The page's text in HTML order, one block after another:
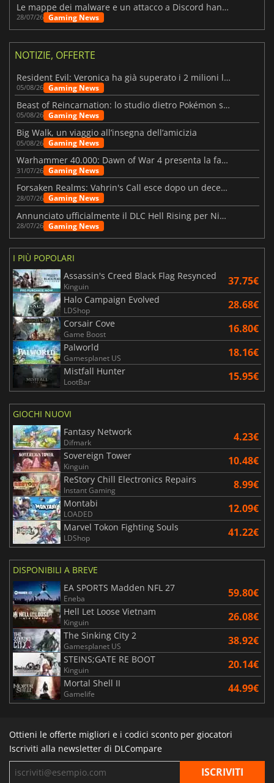
Le mappe dei malware e un attacco a Discord hanno colpito Meccha Chameleon
28/07/26 Gaming News
NOTIZIE, OFFERTE
Resident Evil: Veronica ha già superato i 2 milioni liste dei desideri
05/08/26 Gaming News
Beast of Reincarnation: lo studio dietro Pokémon su una nuova strada
05/08/26 Gaming News
Big Walk, un viaggio all’insegna dell’amicizia
05/08/26 Gaming News
Warhammer 40.000: Dawn of War 4 presenta la fazione dei Necron
31/07/26 Gaming News
Forsaken Realms: Vahrin's Call esce dopo un decennio di sviluppo
28/07/26 Gaming News
Annunciato ufficialmente il DLC Hell Rising per Nioh 3
28/07/26 Gaming News
I PIÙ POPOLARI
Assassin's Creed Black Flag Resynced
Kinguin 37.75€
Halo Campaign Evolved
LDShop 28.68€
Corsair Cove
Game Boost 16.80€
Palworld
Gamesplanet US 18.16€
Mistfall Hunter
LootBar 15.95€
GIOCHI NUOVI
Fantasy Network
Difmark 4.23€
Sovereign Tower
Kinguin 10.48€
ReStory Chill Electronics Repairs
Instant Gaming 8.99€
Montabi
LOADED 12.09€
Marvel Tokon Fighting Souls
LDShop 41.22€
DISPONIBILI A BREVE
EA SPORTS Madden NFL 27
Eneba 59.80€
Hell Let Loose Vietnam
Kinguin 26.08€
The Sinking City 2
Gamesplanet US 38.92€
STEINS;GATE RE BOOT
Kinguin 20.14€
Mortal Shell II
Gamelife 44.99€
Ottieni le offerte migliori e i codici sconto per giocatori
Iscriviti alla newsletter di DLCompare